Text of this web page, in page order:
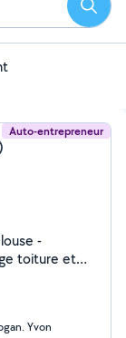
Auto-entrepreneur
Yvon